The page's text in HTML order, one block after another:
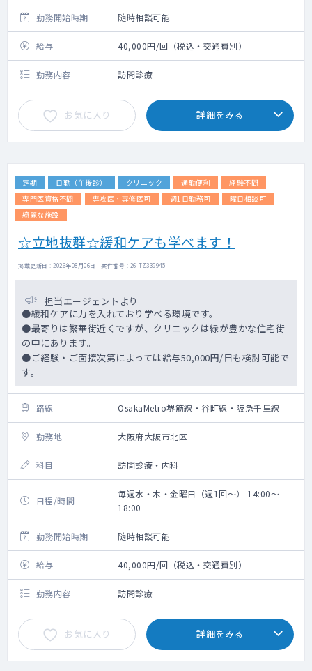
勤務開始時期 随時相談可能
給与 40,000円/回（税込・交通費別）
勤務内容 訪問診療
お気に入り 詳細をみる
定期 日勤（午後診） クリニック 通勤便利
経験不問
専門医資格不問
専攻医・専修医可 週1日勤務可
曜日相談可
綺麗な施設
☆立地抜群☆緩和ケアも学べます！
掲載更新日 : 2026年08月06日 案件番号 : 26-TZ339945
担当エージェントより
●緩和ケアに力を入れており学べる環境です。
●最寄りは繁華街近くですが、クリニックは緑が豊かな住宅街
の中にあります。
●ご経験・ご面接次第によっては給与50,000円/日も検討可能で
す。
路線 OsakaMetro堺筋線・谷町線・阪急千里線
勤務地 大阪府大阪市北区
科目 訪問診療・内科
日程/時間
毎週水・木・金曜日（週1回～） 14:00～
18:00
勤務開始時期 随時相談可能
給与 40,000円/回（税込・交通費別）
勤務内容 訪問診療
お気に入り 詳細をみる